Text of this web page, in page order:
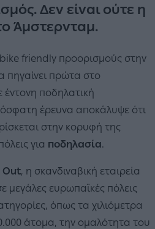
Δεν είναι ούτε η
Άμστερνταμ.
friendly προορισμούς στην
πηγαίνει πρώτα στο
ποδηλατική
έρευνα αποκάλυψε ότι
στην κορυφή της
για ποδηλασία.
Out, η σκανδιναβική εταιρεία
μεγάλες ευρωπαϊκές πόλεις
όπως τα χιλιόμετρα
άτομα, την ομαλότητα του